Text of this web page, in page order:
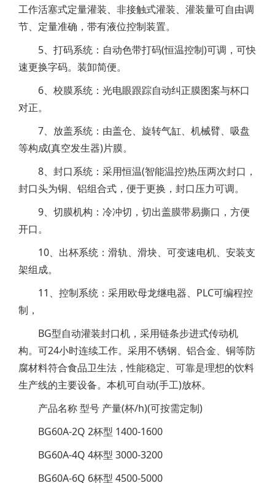
工作活塞式定量灌装、非接触式灌装、灌装量可自由调
节、定量准确，带有液位控制装置。
5、打码系统：自动色带打码(恒温控制)可调，可快
速更换字码。装卸简便。
6、校膜系统：光电眼跟踪自动纠正膜图案与杯口
对正。
7、放盖系统：由盖仓、旋转气缸、机械臂、吸盘
等构成(真空发生器)片膜。
8、封口系统：采用恒温(智能温控)热压两次封口，
封口头为铜、铝组合式，便于更换，封口压力可调。
9、切膜机构：冷冲切，切出盖膜带易撕口，方便
开口。
10、出杯系统：滑轨、滑块、可变速电机、安装支
架组成。
11、控制系统：采用欧母龙继电器、PLC可编程控
制，
BG型自动灌装封口机，采用链条步进式传动机
构。可24小时连续工作。采用不锈钢、铝合金、铜等防
腐材料符合食品卫生法，性能稳定、可靠是理想的饮料
生产线的主要设备。本机可自动(手工)放杯。
产品名称 型号 产量(杯/h)(可按需定制)
BG60A-2Q 2杯型 1400-1600
BG60A-4Q 4杯型 3000-3200
BG60A-6Q 6杯型 4500-5000